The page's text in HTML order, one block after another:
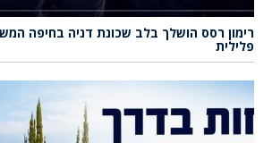
רימון רסס הושלך בלב שכונת דניה בחיפה
פלילית